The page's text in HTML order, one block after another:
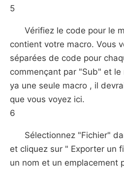
5
Vérifiez le code pour le
contient votre macro. Vous
séparées de code pour
commençant par "Sub" et
ya une seule macro , il
que vous voyez ici.
6
Sélectionnez "Fichier"
et cliquez sur " Exporter un
un nom et un emplacement